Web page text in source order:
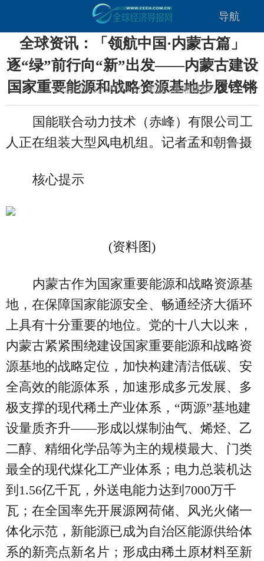
导航
全球资讯：「领航中国·内蒙古篇」
逐“绿”前行向“新”出发——内蒙古建设
国家重要能源和战略资源基地步履铿锵
2022-09-12 09:03:57 来源: 潇湘晨报
国能联合动力技术（赤峰）有限公司工
人正在组装大型风电机组。记者孟和朝鲁摄
核心提示
(资料图)
内蒙古作为国家重要能源和战略资源基
地，在保障国家能源安全、畅通经济大循环
上具有十分重要的地位。党的十八大以来，
内蒙古紧紧围绕建设国家重要能源和战略资
源基地的战略定位，加快构建清洁低碳、安
全高效的能源体系，加速形成多元发展、多
极支撑的现代稀土产业体系，“两源”基地建
设量质齐升——形成以煤制油气、烯烃、乙
二醇、精细化学品等为主的规模最大、门类
最全的现代煤化工产业体系；电力总装机达
到1.56亿千瓦，外送电能力达到7000万千
瓦；在全国率先开展源网荷储、风光火储一
体化示范，新能源已成为自治区能源供给体
系的新亮点新名片；形成由稀土原材料至新